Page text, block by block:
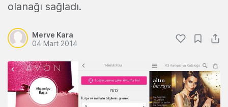
olanağı sağladı.
Merve Kara
04 Mart 2014